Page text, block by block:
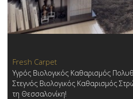
Fresh Carpet
Υγρός Βιολογικός Καθαρισμός
Στεγνός Βιολογικός Καθαρισμός
τη Θεσσαλονίκη!